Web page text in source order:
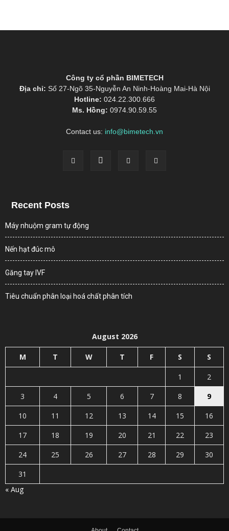
Công ty cổ phần BIMETECH
Địa chỉ: Số 27-Ngõ 35-Nguyễn An Ninh-Hoàng Mai-Hà Nội
Hotline: 024.22.300.666
Ms. Hồng: 0974.90.59.55
Contact us: info@bimetech.vn
Recent Posts
Máy nhuộm gram tự động
Nến hạt đúc mô
Găng tay IVF
Tiêu chuẩn phân loại hoá chất phân tích
August 2026
M T W T F S S
1
2
3
4 5 6 7 8
9
10
11 12 13 14 15
16
17
18 19 20 21 22
23
24
25 26 27 28 29
30
31
« Aug